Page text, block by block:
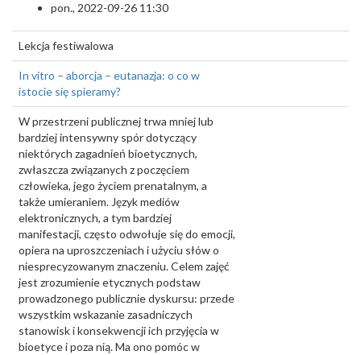
pon., 2022-09-26 11:30
Lekcja festiwalowa
In vitro – aborcja – eutanazja: o co w
istocie się spieramy?
W przestrzeni publicznej trwa mniej lub
bardziej intensywny spór dotyczący
niektórych zagadnień bioetycznych,
zwłaszcza związanych z poczęciem
człowieka, jego życiem prenatalnym, a
także umieraniem. Język mediów
elektronicznych, a tym bardziej
manifestacji, często odwołuje się do emocji,
opiera na uproszczeniach i użyciu słów o
niesprecyzowanym znaczeniu. Celem zajęć
jest zrozumienie etycznych podstaw
prowadzonego publicznie dyskursu: przede
wszystkim wskazanie zasadniczych
stanowisk i konsekwencji ich przyjęcia w
bioetyce i poza nią. Ma ono pomóc w